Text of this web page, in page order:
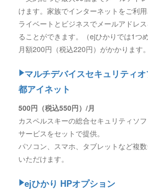
けます。家族でインターネットをご利
ライベートとビジネスでメールアドレ
ることができます。（ejひかりでは1つ
月額200円（税込220円）がかかります。
マルチデバイスセキュリティ
都アイネット
500円（税込550円）/月
カスペルスキーの総合セキュリティソ
サービスをセットで提供。
パソコン、スマホ、タブレットなど複
いただけます。
ejひかり HPオプション